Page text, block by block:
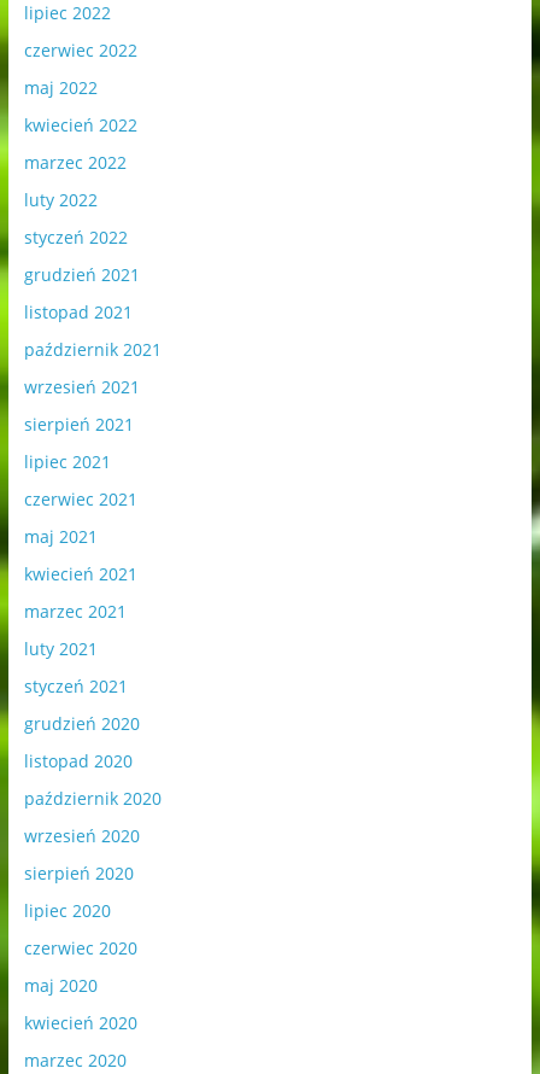
lipiec 2022
czerwiec 2022
maj 2022
kwiecień 2022
marzec 2022
luty 2022
styczeń 2022
grudzień 2021
listopad 2021
październik 2021
wrzesień 2021
sierpień 2021
lipiec 2021
czerwiec 2021
maj 2021
kwiecień 2021
marzec 2021
luty 2021
styczeń 2021
grudzień 2020
listopad 2020
październik 2020
wrzesień 2020
sierpień 2020
lipiec 2020
czerwiec 2020
maj 2020
kwiecień 2020
marzec 2020